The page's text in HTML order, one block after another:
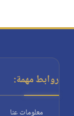
روابط مهمة:
معلومات عنا